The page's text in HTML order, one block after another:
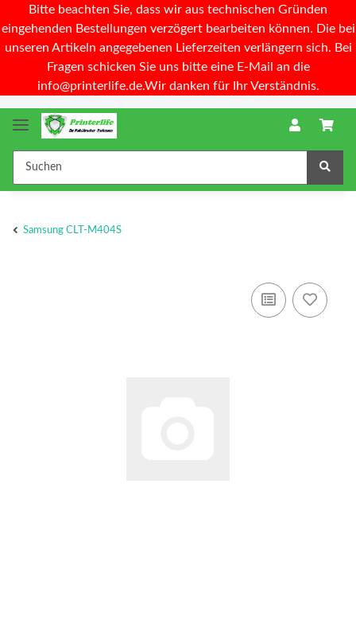
Bitte beachten Sie, dass wir aus technischen Gründen
eingehenden Bestellungen verzögert bearbeiten können. Die bei
unseren Artikeln angegebenen Lieferzeiten verlängern sich. Bei
Fragen schicken Sie uns bitte eine E-Mail an die
info@printerlife.de.Wir danken für Ihr Verständnis.
Samsung CLT-M404S